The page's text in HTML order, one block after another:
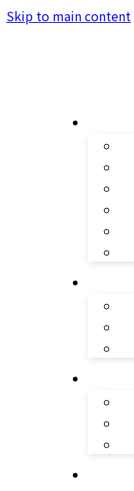
Skip to main content